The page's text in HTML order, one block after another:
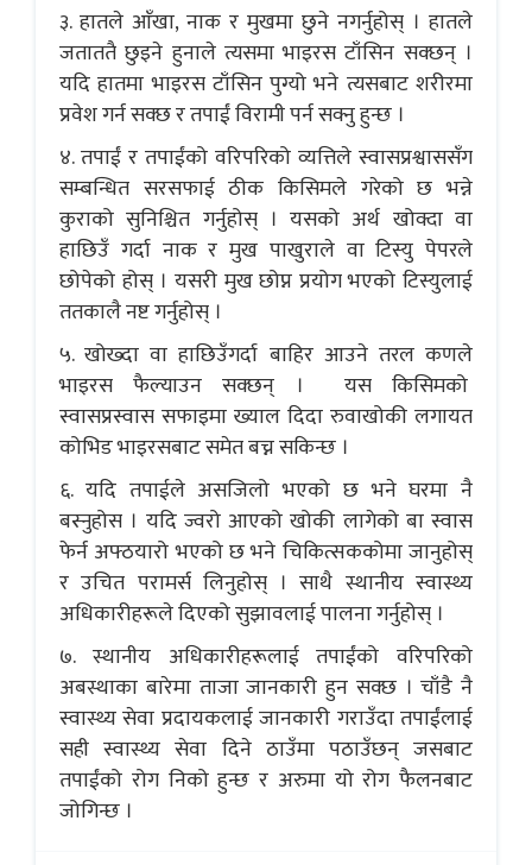
३. हातले आँखा, नाक र मुखमा छुने नगर्नुहोस् । हातले
जताततै छुइने हुनाले त्यसमा भाइरस टाँसिन सक्छन् ।
यदि हातमा भाइरस टाँसिन पुग्यो भने त्यसबाट शरीरमा
प्रवेश गर्न सक्छ र तपाईं विरामी पर्न सक्नु हुन्छ ।
४. तपाईं र तपाईंको वरिपरिको व्यत्तिले स्वासप्रश्वाससँग
सम्बन्धित सरसफाई ठीक किसिमले गरेको छ भन्ने
कुराको सुनिश्चित गर्नुहोस् । यसको अर्थ खोक्दा वा
हाछिउँ गर्दा नाक र मुख पाखुराले वा टिस्यु पेपरले
छोपेको होस् । यसरी मुख छोप्न प्रयोग भएको टिस्युलाई
ततकालै नष्ट गर्नुहोस् ।
५. खोख्दा वा हाछिउँगर्दा बाहिर आउने तरल कणले
भाइरस फैल्याउन सक्छन् । यस किसिमको
स्वासप्रस्वास सफाइमा ख्याल दिदा रुवाखोकी लगायत
कोभिड भाइरसबाट समेत बच्न सकिन्छ ।
६. यदि तपाईले असजिलो भएको छ भने घरमा नै
बस्नुहोस । यदि ज्वरो आएको खोकी लागेको बा स्वास
फेर्न अफ्ठयारो भएको छ भने चिकित्सककोमा जानुहोस्
र उचित परामर्स लिनुहोस् । साथै स्थानीय स्वास्थ्य
अधिकारीहरूले दिएको सुझावलाई पालना गर्नुहोस् ।
७. स्थानीय अधिकारीहरूलाई तपाईंको वरिपरिको
अबस्थाका बारेमा ताजा जानकारी हुन सक्छ । चाँडै नै
स्वास्थ्य सेवा प्रदायकलाई जानकारी गराउँदा तपाईंलाई
सही स्वास्थ्य सेवा दिने ठाउँमा पठाउँछन् जसबाट
तपाईंको रोग निको हुन्छ र अरुमा यो रोग फैलनबाट
जोगिन्छ ।